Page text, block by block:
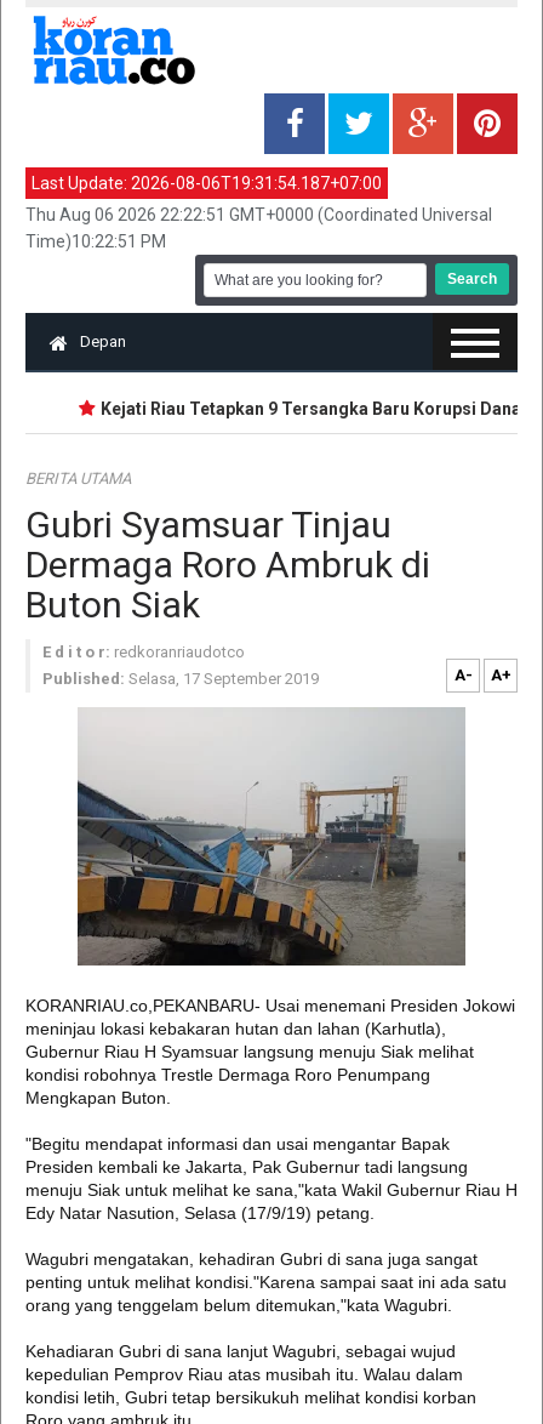
Last Update: 2026-08-06T19:31:54.187+07:00
Thu Aug 06 2026 22:22:51 GMT+0000 (Coordinated Universal
Time)10:22:51 PM
Depan
Kejati Riau Tetapkan 9 Tersangka Baru Korupsi Dana PI
BERITA UTAMA
Gubri Syamsuar Tinjau
Dermaga Roro Ambruk di
Buton Siak
E d i t o r: redkoranriaudotco
Published: Selasa, 17 September 2019 A- A+
KORANRIAU.co,PEKANBARU- Usai menemani Presiden Jokowi
meninjau lokasi kebakaran hutan dan lahan (Karhutla),
Gubernur Riau H Syamsuar langsung menuju Siak melihat
kondisi robohnya Trestle Dermaga Roro Penumpang
Mengkapan Buton.
"Begitu mendapat informasi dan usai mengantar Bapak
Presiden kembali ke Jakarta, Pak Gubernur tadi langsung
menuju Siak untuk melihat ke sana,"kata Wakil Gubernur Riau H
Edy Natar Nasution, Selasa (17/9/19) petang.
Wagubri mengatakan, kehadiran Gubri di sana juga sangat
penting untuk melihat kondisi."Karena sampai saat ini ada satu
orang yang tenggelam belum ditemukan,"kata Wagubri.
Kehadiaran Gubri di sana lanjut Wagubri, sebagai wujud
kepedulian Pemprov Riau atas musibah itu. Walau dalam
kondisi letih, Gubri tetap bersikukuh melihat kondisi korban